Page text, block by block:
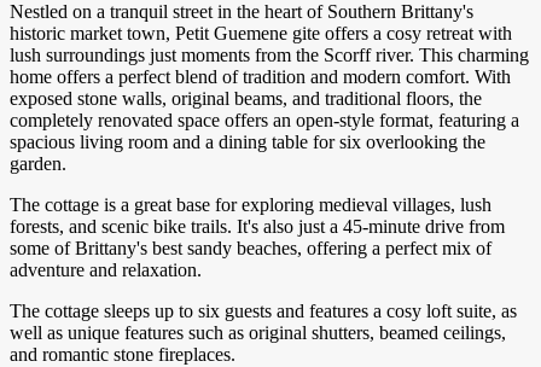
Nestled on a tranquil street in the heart of Southern Brittany's
historic market town, Petit Guemene gite offers a cosy retreat with
lush surroundings just moments from the Scorff river. This charming
home offers a perfect blend of tradition and modern comfort. With
exposed stone walls, original beams, and traditional floors, the
completely renovated space offers an open-style format, featuring a
spacious living room and a dining table for six overlooking the
garden.
The cottage is a great base for exploring medieval villages, lush
forests, and scenic bike trails. It's also just a 45-minute drive from
some of Brittany's best sandy beaches, offering a perfect mix of
adventure and relaxation.
The cottage sleeps up to six guests and features a cosy loft suite, as
well as unique features such as original shutters, beamed ceilings,
and romantic stone fireplaces.